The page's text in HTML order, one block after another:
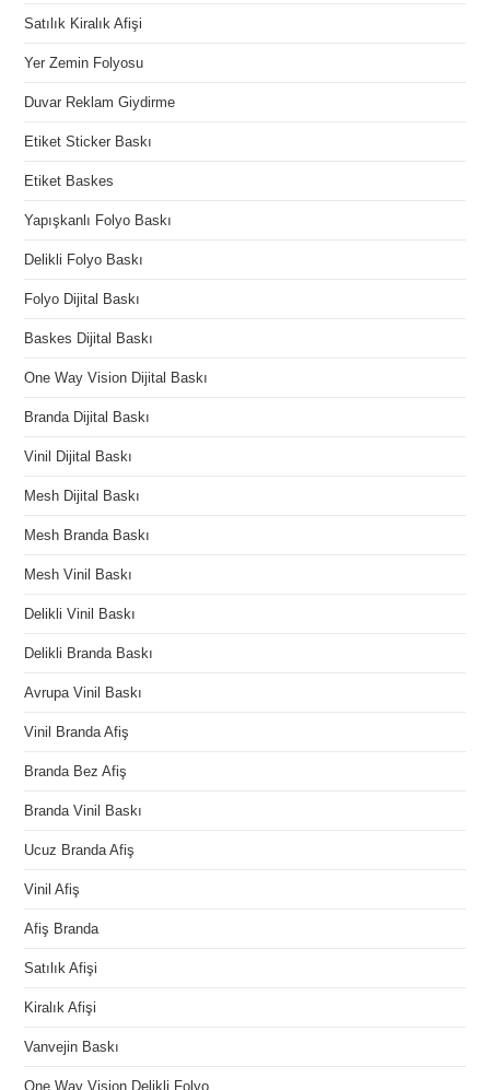
Satılık Kiralık Afişi
Yer Zemin Folyosu
Duvar Reklam Giydirme
Etiket Sticker Baskı
Etiket Baskes
Yapışkanlı Folyo Baskı
Delikli Folyo Baskı
Folyo Dijital Baskı
Baskes Dijital Baskı
One Way Vision Dijital Baskı
Branda Dijital Baskı
Vinil Dijital Baskı
Mesh Dijital Baskı
Mesh Branda Baskı
Mesh Vinil Baskı
Delikli Vinil Baskı
Delikli Branda Baskı
Avrupa Vinil Baskı
Vinil Branda Afiş
Branda Bez Afiş
Branda Vinil Baskı
Ucuz Branda Afiş
Vinil Afiş
Afiş Branda
Satılık Afişi
Kiralık Afişi
Vanvejin Baskı
One Way Vision Delikli Folyo